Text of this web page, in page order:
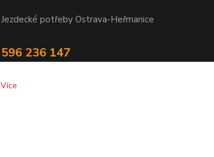
Jezdecké potřeby Ostrava-Heřmanice
596 236 147
Více